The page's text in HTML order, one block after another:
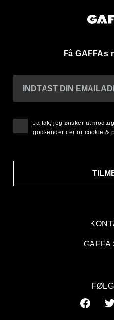
Få GAFFAs
GAFFA
INDTAST DIN
Ja tak, jeg ønsker at
godkender derfor cookie &